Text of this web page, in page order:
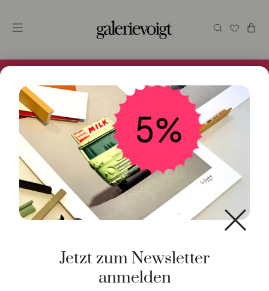
Versandfertig! 5% Bei Newsletteranmeldung.
Jetzt zum Newsletter
anmelden